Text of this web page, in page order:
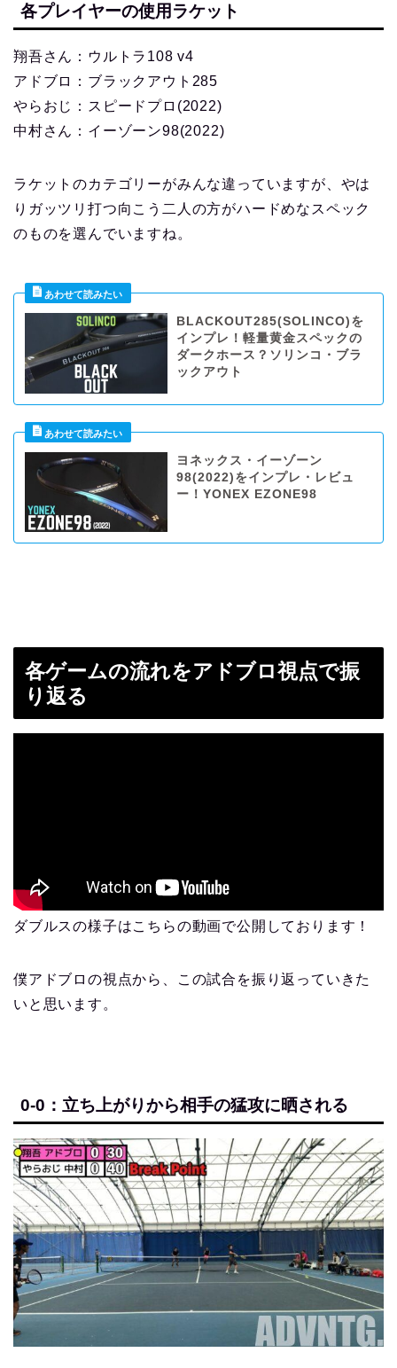
各プレイヤーの使用ラケット
翔吾さん：ウルトラ108 v4
アドブロ：ブラックアウト285
やらおじ：スピードプロ(2022)
中村さん：イーゾーン98(2022)
ラケットのカテゴリーがみんな違っていますが、やは
りガッツリ打つ向こう二人の方がハードめなスペック
のものを選んでいますね。
BLACKOUT285(SOLINCO)を
インプレ！軽量黄金スペックの
ダークホース？ソリンコ・ブラ
ックアウト
ヨネックス・イーゾーン
98(2022)をインプレ・レビュ
ー！YONEX EZONE98
各ゲームの流れをアドブロ視点で振
り返る
ダブルスの様子はこちらの動画で公開しております！
僕アドブロの視点から、この試合を振り返っていきた
いと思います。
0-0：立ち上がりから相手の猛攻に晒される